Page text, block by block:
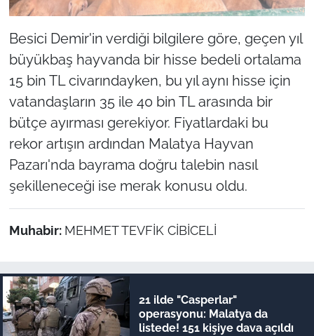
Besici Demir'in verdiği bilgilere göre, geçen yıl
büyükbaş hayvanda bir hisse bedeli ortalama
15 bin TL civarındayken, bu yıl aynı hisse için
vatandaşların 35 ile 40 bin TL arasında bir
bütçe ayırması gerekiyor. Fiyatlardaki bu
rekor artışın ardından Malatya Hayvan
Pazarı'nda bayrama doğru talebin nasıl
şekilleneceği ise merak konusu oldu.
Muhabir: MEHMET TEVFİK CİBİCELİ
21 ilde "Casperlar"
operasyonu: Malatya da
listede! 151 kişiye dava açıldı